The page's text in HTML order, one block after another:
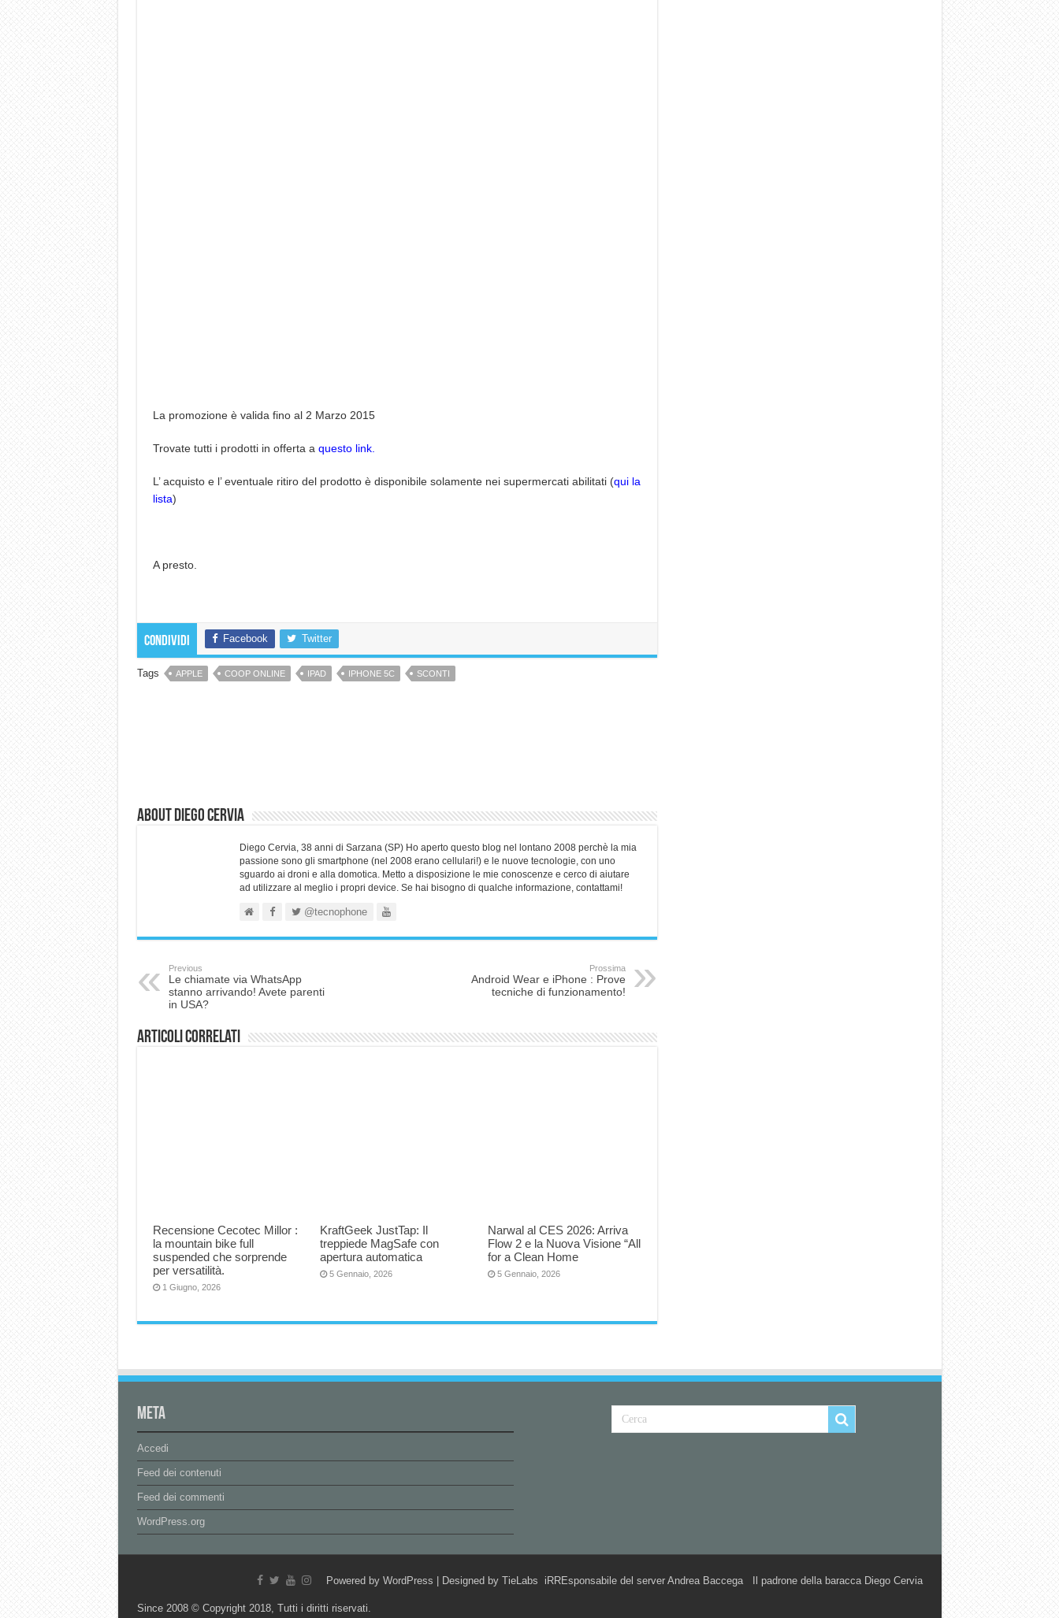
La promozione è valida fino al 2 Marzo 2015
Trovate tutti i prodotti in offerta a questo link.
L’ acquisto e l’ eventuale ritiro del prodotto è disponibile solamente nei supermercati abilitati (qui la
lista)
A presto.
Condividi Facebook Twitter
Tags APPLE COOP ONLINE IPAD IPHONE 5C SCONTI
About Diego Cervia
Diego Cervia, 38 anni di Sarzana (SP) Ho aperto questo blog nel lontano 2008 perchè la mia
passione sono gli smartphone (nel 2008 erano cellulari!) e le nuove tecnologie, con uno
sguardo ai droni e alla domotica. Metto a disposizione le mie conoscenze e cerco di aiutare
ad utilizzare al meglio i propri device. Se hai bisogno di qualche informazione, contattami!
@tecnophone
Previous
Le chiamate via WhatsApp
stanno arrivando! Avete parenti
in USA?
Prossima
Android Wear e iPhone : Prove
tecniche di funzionamento!
Articoli correlati
Recensione Cecotec Millor :
la mountain bike full
suspended che sorprende
per versatilità.
1 Giugno, 2026
KraftGeek JustTap: Il
treppiede MagSafe con
apertura automatica
5 Gennaio, 2026
Narwal al CES 2026: Arriva
Flow 2 e la Nuova Visione “All
for a Clean Home
5 Gennaio, 2026
Meta
Accedi
Feed dei contenuti
Feed dei commenti
WordPress.org
Powered by WordPress | Designed by TieLabs iRREsponsabile del server Andrea Baccega Il padrone della baracca Diego Cervia
Since 2008 © Copyright 2018, Tutti i diritti riservati.